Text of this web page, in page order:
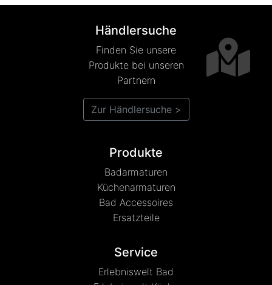
Produkte
Badarmaturen
Küchenarmaturen
Bad Accessoires
Ersatzteile
Service
Erlebniswelt Bad
Händlersuche
Finden Sie unsere
Produkte bei unseren
Partnern
Zur Händlersuche >